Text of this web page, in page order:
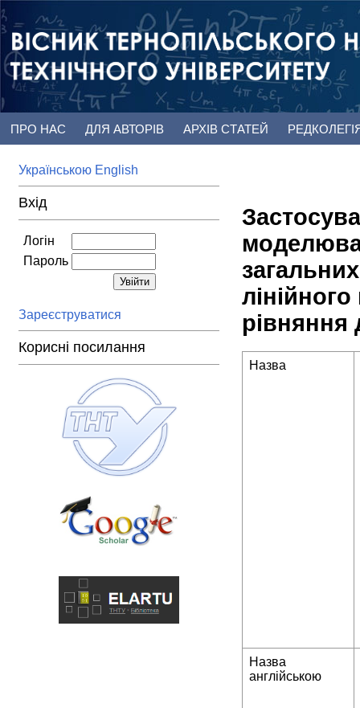
ПРО НАС ДЛЯ АВТОРІВ АРХІВ СТАТЕЙ
Українською English
Вхід
Логін
Пароль
Зареєструватися
Корисні посилання
рівняння
Назва
Назва
англійською